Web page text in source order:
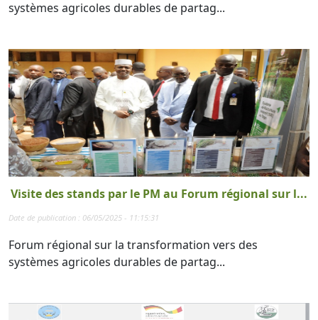
systèmes agricoles durables de partag...
Visite des stands par le PM au Forum régional sur l...
Date de publication : 06/05/2025 - 11:15:31
Forum régional sur la transformation vers des
systèmes agricoles durables de partag...